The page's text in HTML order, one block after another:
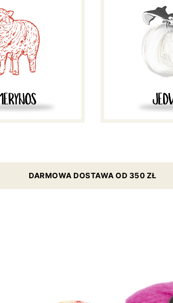
DARMOWA DOSTAWA OD 350 ZŁ